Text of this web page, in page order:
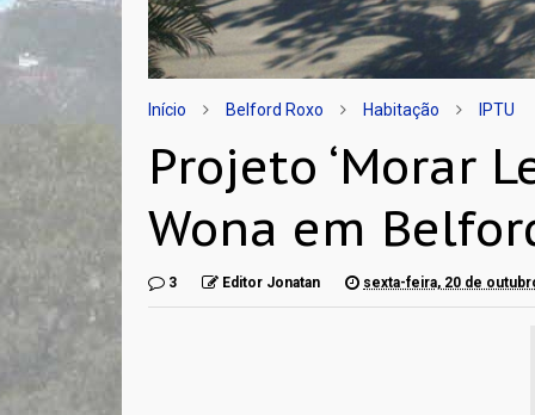
Início Belford Roxo Habitação IPTU
Projeto ‘Morar
Wona em
3 Editor Jonatan sexta-feira, 20 de